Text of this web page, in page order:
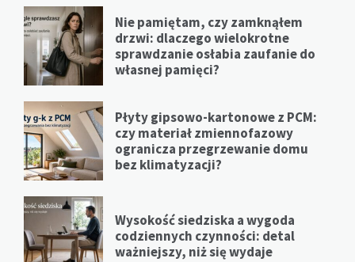
Nie pamiętam, czy zamknąłem
drzwi: dlaczego wielokrotne
sprawdzanie osłabia zaufanie do
własnej pamięci?
Płyty gipsowo-kartonowe z PCM:
czy materiał zmiennofazowy
ogranicza przegrzewanie domu
bez klimatyzacji?
Wysokość siedziska a wygoda
codziennych czynności: detal
ważniejszy, niż się wydaje